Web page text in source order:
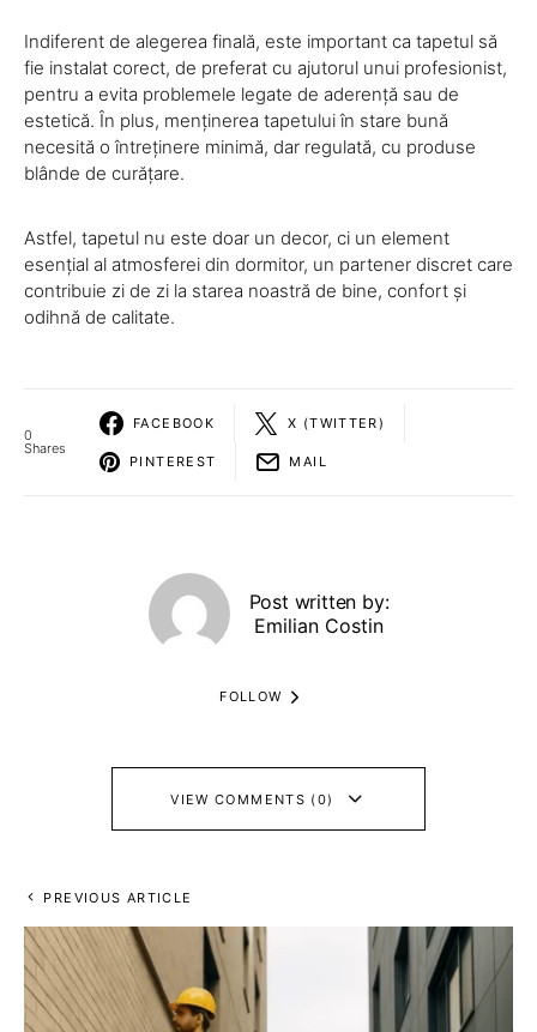
Indiferent de alegerea finală, este important ca tapetul să
fie instalat corect, de preferat cu ajutorul unui profesionist,
pentru a evita problemele legate de aderență sau de
estetică. În plus, menținerea tapetului în stare bună
necesită o întreținere minimă, dar regulată, cu produse
blânde de curățare.
Astfel, tapetul nu este doar un decor, ci un element
esențial al atmosferei din dormitor, un partener discret care
contribuie zi de zi la starea noastră de bine, confort și
odihnă de calitate.
0
Shares
FACEBOOK X (TWITTER)
PINTEREST MAIL
Post written by:
Emilian Costin
FOLLOW
VIEW COMMENTS (0)
PREVIOUS ARTICLE